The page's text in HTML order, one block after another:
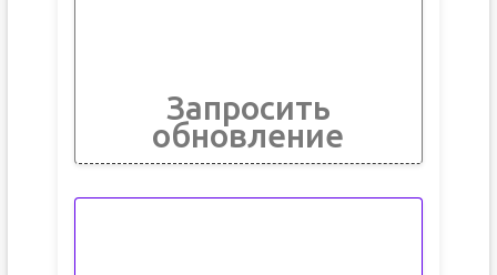
Запросить
обновление